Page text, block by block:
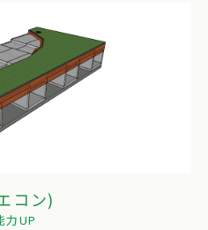
コン)
力UP